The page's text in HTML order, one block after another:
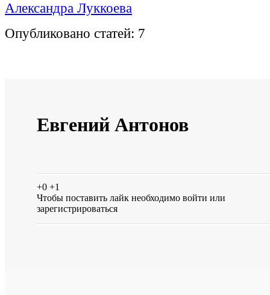
Александра Луккоева
Опубликовано статей: 7
Евгений Антонов
+0 +1
Чтобы поставить лайк необходимо войти или
зарегистрироваться